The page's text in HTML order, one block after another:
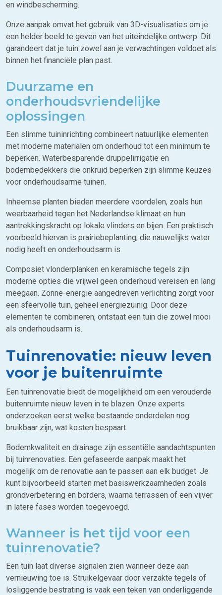
en windbescherming.
Onze aanpak omvat het gebruik van 3D-visualisaties om je
een helder beeld te geven van het uiteindelijke ontwerp. Dit
garandeert dat je tuin zowel aan je verwachtingen voldoet als
binnen het financiële plan past.
Duurzame en
onderhoudsvriendelijke
oplossingen
Een slimme tuininrichting combineert natuurlijke elementen
met moderne materialen om onderhoud tot een minimum te
beperken. Waterbesparende druppelirrigatie en
bodembedekkers die onkruid beperken zijn slimme keuzes
voor onderhoudsarme tuinen.
Inheemse planten bieden meerdere voordelen, zoals hun
weerbaarheid tegen het Nederlandse klimaat en hun
aantrekkingskracht op lokale vlinders en bijen. Een praktisch
voorbeeld hiervan is prairiebeplanting, die nauwelijks water
nodig heeft en onderhoudsarm is.
Composiet vlonderplanken en keramische tegels zijn
moderne opties die vrijwel geen onderhoud vereisen en lang
meegaan. Zonne-energie aangedreven verlichting zorgt voor
een sfeervolle tuin, geheel energiezuinig. Door deze
elementen te combineren, ontstaat een tuin die zowel mooi
als onderhoudsarm is.
Tuinrenovatie: nieuw leven
voor je buitenruimte
Een tuinrenovatie biedt de mogelijkheid om een verouderde
buitenruimte nieuw leven in te blazen. Onze experts
onderzoeken eerst welke bestaande onderdelen nog
bruikbaar zijn, wat kosten bespaart.
Bodemkwaliteit en drainage zijn essentiële aandachtspunten
bij tuinrenovaties. Een gefaseerde aanpak maakt het
mogelijk om de renovatie aan te passen aan elk budget. Je
kunt bijvoorbeeld starten met basiswerkzaamheden zoals
grondverbetering en borders, waarna terrassen of een vijver
in latere fases worden toegevoegd.
Wanneer is het tijd voor een
tuinrenovatie?
Een tuin laat diverse signalen zien wanneer deze aan
vernieuwing toe is. Struikelgevaar door verzakte tegels of
losliggende bestrating is vaak een teken van onderliggende